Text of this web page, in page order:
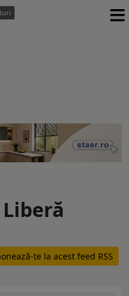
≡
Liberă
te la acest feed RSS